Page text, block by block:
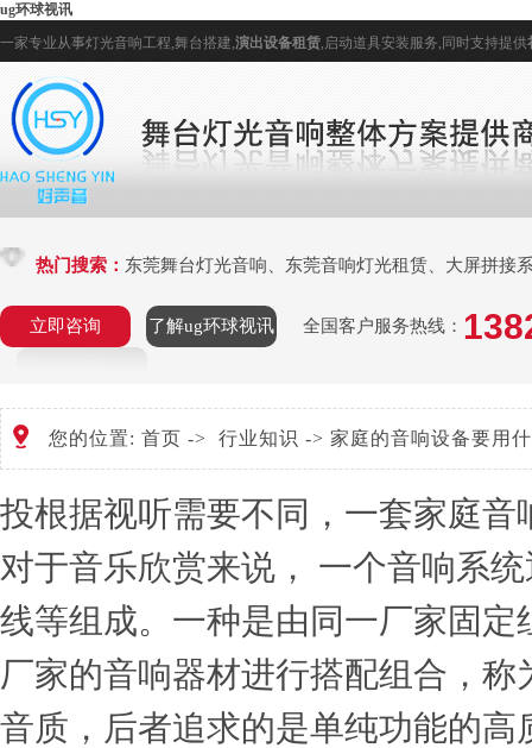
ug环球视讯
一家专业从事灯光音响工程,舞台搭建,演出设备租赁, 启动道具安装服务,同时支持提供
热门搜索： 东莞舞台灯光音响 东莞音响灯光租赁 大屏拼接
立即咨询 了解ug环球视讯 全国客户服务热线：
您的位置: 首页 -> 行业知识 -> 家庭的音响设备要用
投根据视听需要不同，一套家庭
对于音乐欣赏来说， 一个音响系
线等组成。一种是由同一厂家固
厂家的音响器材进行搭配组合，
音质，后者追求的是单纯功能的